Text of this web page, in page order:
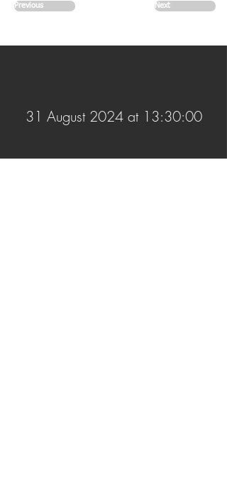
Previous Next
31 August 2024 at 13:30:00